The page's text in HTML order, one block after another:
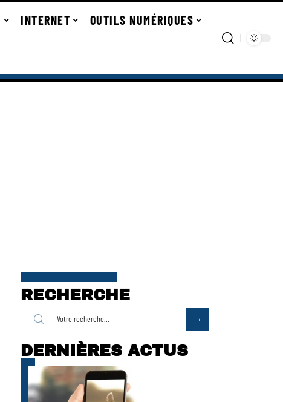
INTERNET OUTILS NUMÉRIQUES
RECHERCHE
DERNIÈRES ACTUS